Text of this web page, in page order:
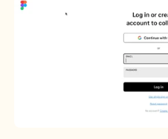
Réserver une
Commencer